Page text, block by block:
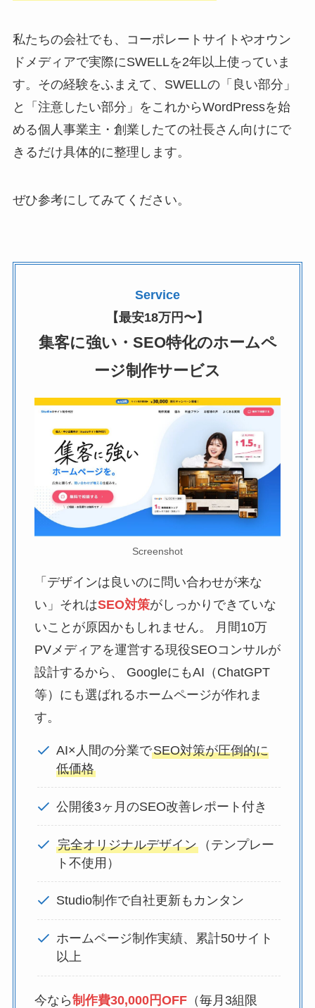
私たちの会社でも、コーポレートサイトやオウン
ドメディアで実際にSWELLを2年以上使っていま
す。その経験をふまえて、SWELLの「良い部分」
と「注意したい部分」をこれからWordPressを始
める個人事業主・創業したての社長さん向けにで
きるだけ具体的に整理します。
ぜひ参考にしてみてください。
Service
【最安18万円〜】
集客に強い・SEO特化のホームペ
ージ制作サービス
Screenshot
「デザインは良いのに問い合わせが来な
い」それはSEO対策がしっかりできていな
いことが原因かもしれません。 月間10万
PVメディアを運営する現役SEOコンサルが
設計するから、 GoogleにもAI（ChatGPT
等）にも選ばれるホームページが作れま
す。
AI×人間の分業でSEO対策が圧倒的に
低価格
公開後3ヶ月のSEO改善レポート付き
完全オリジナルデザイン （テンプレー
ト不使用）
Studio制作で自社更新もカンタン
ホームページ制作実績、累計50サイト
以上
今なら制作費30,000円OFF（毎月3組限